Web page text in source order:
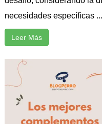
necesidades específicas ...
Leer Más